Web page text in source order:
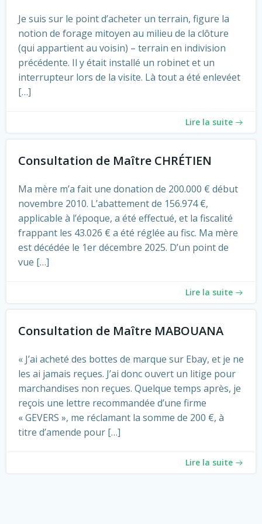
Je suis sur le point d’acheter un terrain, figure la
notion de forage mitoyen au milieu de la clôture
(qui appartient au voisin) – terrain en indivision
précédente. Il y était installé un robinet et un
interrupteur lors de la visite. Là tout a été enlevéet
[…]
Lire la suite
Consultation de Maître CHRÉTIEN
Ma mère m’a fait une donation de 200.000 € début
novembre 2010. L’abattement de 156.974 €,
applicable à l’époque, a été effectué, et la fiscalité
frappant les 43.026 € a été réglée au fisc. Ma mère
est décédée le 1er décembre 2025. D’un point de
vue […]
Lire la suite
Consultation de Maître MABOUANA
« J’ai acheté des bottes de marque sur Ebay, et je ne
les ai jamais reçues. J’ai donc ouvert un litige pour
marchandises non reçues. Quelque temps après, je
reçois une lettre recommandée d’une firme
« GEVERS », me réclamant la somme de 200 €, à
titre d’amende pour […]
Lire la suite